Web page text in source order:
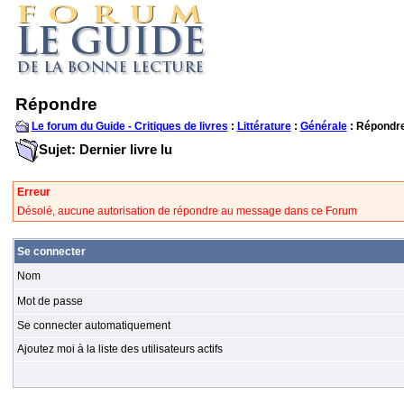
Répondre
Le forum du Guide - Critiques de livres : Littérature: Générale:
Sujet: Dernier livre lu
Erreur
Désolé, aucune autorisation de répondre au message dans ce Forum
Se connecter
Nom
Mot de passe
Se connecter automatiquement
Ajoutez moi à la liste des utilisateurs actifs